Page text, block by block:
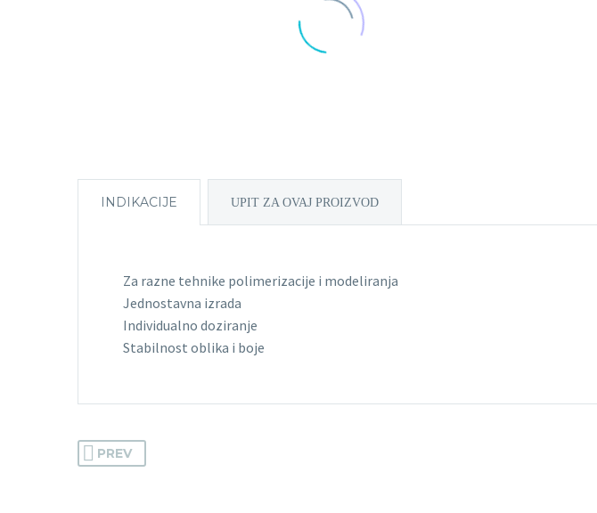
INDIKACIJE UPIT ZA OVAJ PROIZVOD
Za razne tehnike polimerizacije i modeliranja
Jednostavna izrada
Individualno doziranje
Stabilnost oblika i boje
PREV